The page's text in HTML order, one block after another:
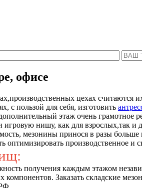
офисе
цехах
с пользой для себя, изготовить
этаж очень грамотное
нишу, как для взрослых,так и
мезонины принося в разы
производственное и
получения каждым этажом
Заказать складские